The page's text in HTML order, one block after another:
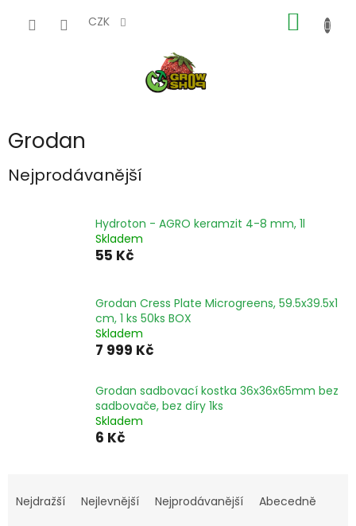
CZK
KOŠÍK
Grodan
Nejprodávanější
Hydroton - AGRO keramzit 4-8 mm, 1l
Skladem
55 Kč
Grodan Cress Plate Microgreens, 59.5x39.5x1
cm, 1 ks 50ks BOX
Skladem
7 999 Kč
Grodan sadbovací kostka 36x36x65mm bez
sadbovače, bez díry 1ks
Skladem
6 Kč
aNejdražší Nejlevnější Nejprodávanější Abecedně